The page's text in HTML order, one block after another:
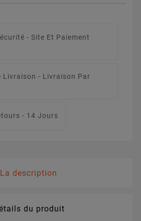
- Site Et Paiement
Livraison - Livraison Par
- 14 Jours
La description
du produit